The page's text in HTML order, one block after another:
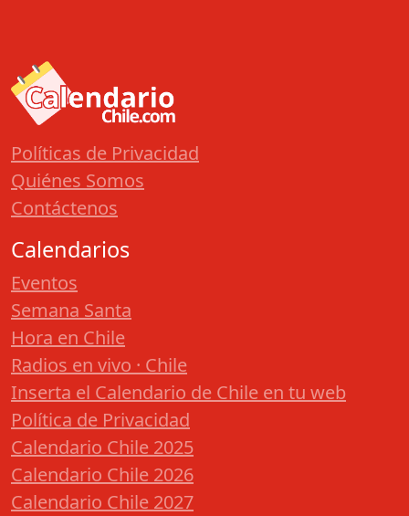
Políticas de Privacidad
Quiénes Somos
Contáctenos
Calendarios
Eventos
Semana Santa
Hora en Chile
Radios en vivo · Chile
Inserta el Calendario de Chile en tu web
Política de Privacidad
Calendario Chile 2025
Calendario Chile 2026
Calendario Chile 2027